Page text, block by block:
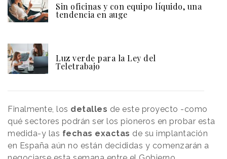
Sin oficinas y con equipo líquido, una
tendencia en auge
Luz verde para la Ley del
Teletrabajo
Finalmente, los detalles de este proyecto -como
qué sectores podrán ser los pioneros en probar esta
medida-y las fechas exactas de su implantación
en España aún no están decididas y comenzarán a